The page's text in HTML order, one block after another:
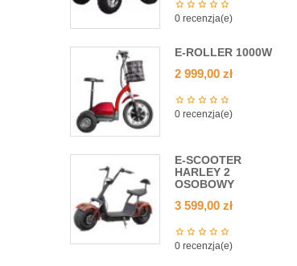
0 recenzja(e)
E-ROLLER 1000W
2 999,00 zł
0 recenzja(e)
E-SCOOTER
HARLEY 2
OSOBOWY
3 599,00 zł
0 recenzja(e)